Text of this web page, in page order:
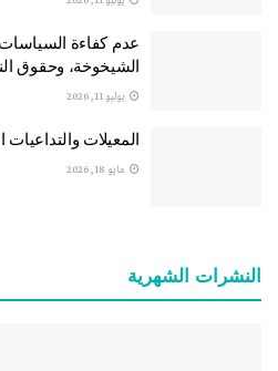
عدم كفاءة السياسات
الشيخوخة، وحقوق
يوليو 11, 2026
المعيلات والتداعيات
مايو 18, 2026
النشرات الشهریة